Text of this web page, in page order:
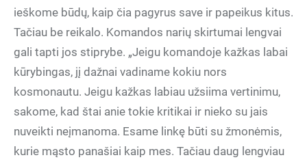
ieškome būdų, kaip čia pagyrus save ir papeikus kitus.
Tačiau be reikalo. Komandos narių skirtumai lengvai
gali tapti jos stiprybe. „Jeigu komandoje kažkas labai
kūrybingas, jį dažnai vadiname kokiu nors
kosmonautu. Jeigu kažkas labiau užsiima vertinimu,
sakome, kad štai anie tokie kritikai ir nieko su jais
nuveikti neįmanoma. Esame linkę būti su žmonėmis,
kurie mąsto panašiai kaip mes. Tačiau daug lengviau